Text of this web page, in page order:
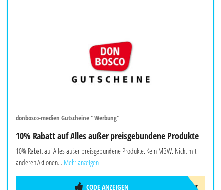
donbosco-medien Gutscheine "Werbung"
10% Rabatt auf Alles außer preisgebundene Produkte
10% Rabatt auf Alles außer preisgebundene Produkte. Kein MBW. Nicht mit
anderen Aktionen... Mehr anzeigen
10%GESCHENKT
CODE ANZEIGEN